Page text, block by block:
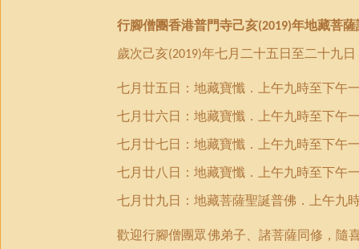
行腳僧團香港普門寺己亥(2019)年地藏菩
歲次己亥(2019)年七月二十五日至二十九
七月廿五日：地藏寶懺．上午九時至下午
七月廿六日：地藏寶懺．上午九時至下午
七月廿七日：地藏寶懺．上午九時至下午
七月廿八日：地藏寶懺．上午九時至下午
七月廿九日：地藏菩薩聖誕普佛．上午九
歡迎行腳僧團眾佛弟子、諸菩薩同修，隨